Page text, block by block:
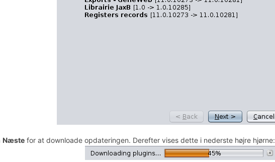
Næste for at downloade opdateringen. Derefter vises dette i nederste højre hjørne: